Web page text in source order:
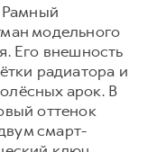
Рамный
модельного
Его внешность
радиатора и
арок. В
оттенок
смарт-